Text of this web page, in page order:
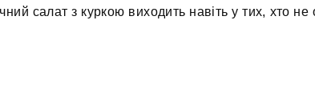
салат з куркою виходить навіть у тих, хто не